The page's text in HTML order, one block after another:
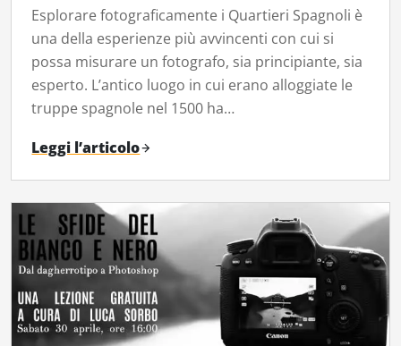
Esplorare fotograficamente i Quartieri Spagnoli è
una della esperienze più avvincenti con cui si
possa misurare un fotografo, sia principiante, sia
esperto. L’antico luogo in cui erano alloggiate le
truppe spagnole nel 1500 ha…
Leggi l’articolo